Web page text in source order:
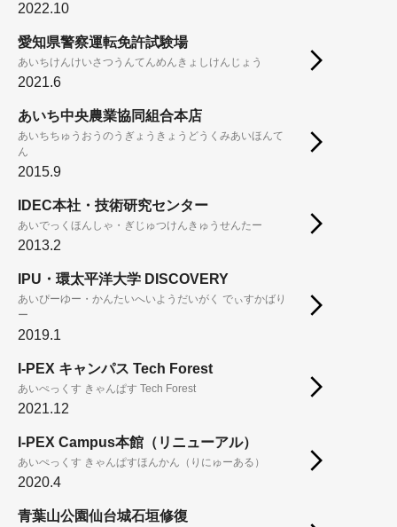
2022.10
愛知県警察運転免許試験場
あいちけんけいさつうんてんめんきょしけんじょう
2021.6
あいち中央農業協同組合本店
あいちちゅうおうのうぎょうきょうどうくみあいほんて
ん
2015.9
IDEC本社・技術研究センター
あいでっくほんしゃ・ぎじゅつけんきゅうせんたー
2013.2
IPU・環太平洋大学 DISCOVERY
あいぴーゆー・かんたいへいようだいがく でぃすかばり
ー
2019.1
I-PEX キャンパス Tech Forest
あいぺっくす きゃんぱす Tech Forest
2021.12
I-PEX Campus本館（リニューアル）
あいぺっくす きゃんぱすほんかん（りにゅーある）
2020.4
青葉山公園仙台城石垣修復